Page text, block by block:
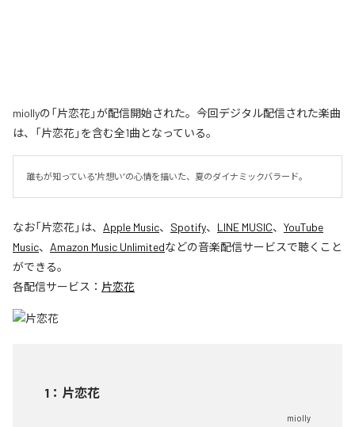
miollyの「片恋花」が配信開始された。今回デジタル配信された楽曲
は、「片恋花」を含む全1曲となっている。
誰もが知っている"片想い”の心情を描いた、夏のダイナミックバラード。
なお「片恋花」は、 Apple Music、 Spotify、 LINE MUSIC、 YouTube
Music、 Amazon Music Unlimitedなどの音楽配信サービスで聴くこと
ができる。
各配信サービス： 片恋花
1 ： 片恋花
miolly